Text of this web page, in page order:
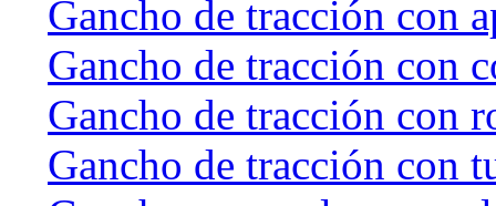
Gancho de tracción con
Gancho de tracción con
Gancho de tracción con
Gancho de tracción con